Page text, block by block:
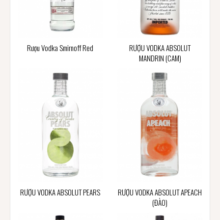
Rượu Vodka Smirnoff Red
RƯỢU VODKA ABSOLUT
MANDRIN (CAM)
RƯỢU VODKA ABSOLUT PEARS
RƯỢU VODKA ABSOLUT APEACH
(ĐÀO)